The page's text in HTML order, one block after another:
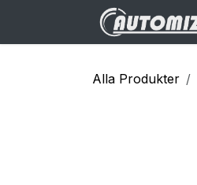
Hoppa till innehåll
Alla Produkter